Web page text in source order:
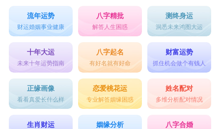
流年运势
财运婚姻事业健康
八字精批
解答人生困惑
测终身运
洞悉未来鸿图大运
十年大运
未来十年运势指南
八字起名
有好名就有好命
财富运势
抓住机会做个有钱人
正缘画像
看看真爱长什么样
恋爱桃花运
专业解答姻缘困惑
姓名配对
多维分析配对情况
生肖财运 姻缘分析 八字合婚